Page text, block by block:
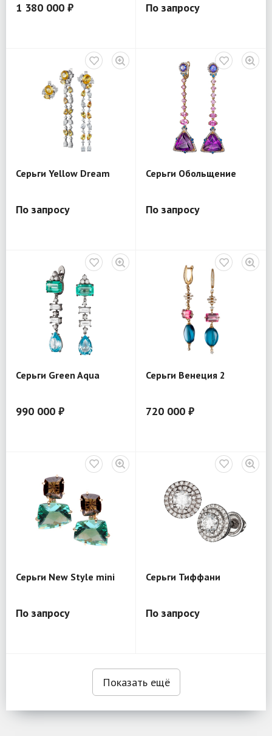
1 380 000 ₽ По запросу
Серьги Yellow Dream
По запросу
Серьги Обольщение
По запросу
Серьги Green Aqua
990 000 ₽
Серьги Венеция 2
720 000 ₽
Серьги New Style mini
По запросу
Серьги Тиффани
По запросу
Показать ещё